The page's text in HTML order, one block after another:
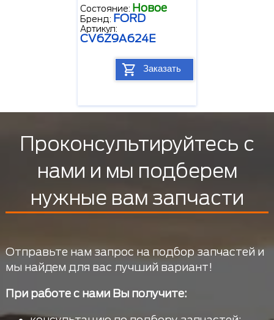
Состояние: Новое
Бренд: FORD
Артикул:
CV6Z9A624E
Заказать
Проконсультируйтесь с
нами и мы подберем
нужные вам запчасти
Отправьте нам запрос на подбор запчастей и
мы найдем для вас лучший вариант!
При работе с нами Вы получите: